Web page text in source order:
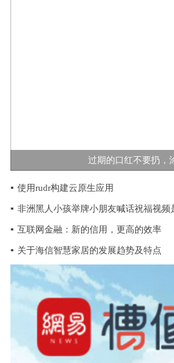
过期的口红不要扔，
▪ 使用rudr构建云原生应用
▪ 非洲黑人小孩举牌小朋友喊话祝福视频
▪ ​互联网金融：新的信用，更高的效率
▪ 关于海信智慧家居的发展趋势及特点